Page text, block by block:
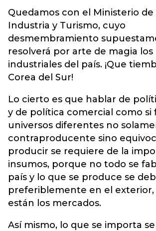
Quedamos con el Ministerio de
Industria y Turismo, cuyo
desmembramiento
resolverá por arte de magia
industriales del país. ¡Que
Corea del Sur!
Lo cierto es que hablar de
y de política comercial como si
universos diferentes no
contraproducente sino
producir se requiere de la
insumos, porque no todo se
país y lo que se produce se
preferiblemente en el exterior,
están los mercados.
Así mismo, lo que se importa